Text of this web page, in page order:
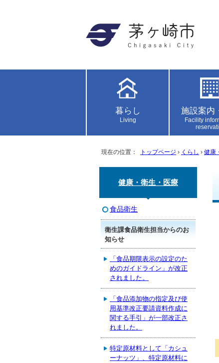
暮らし
Living
施設案内
Facility
現在の位置： トップページ › くらし › 健康
健康・衛生・医療
食品衛生
衛生課食品衛生担当からのお
知らせ
「食品期限表示の設定のた
めのガイドライン」が改正
されました。
「食品添加物の指定及び使
用基準改正要請資料作成に
関する手引」が一部改正さ
れました。
特定原材料として「カシュ
ーナッツ」、特定原材料に